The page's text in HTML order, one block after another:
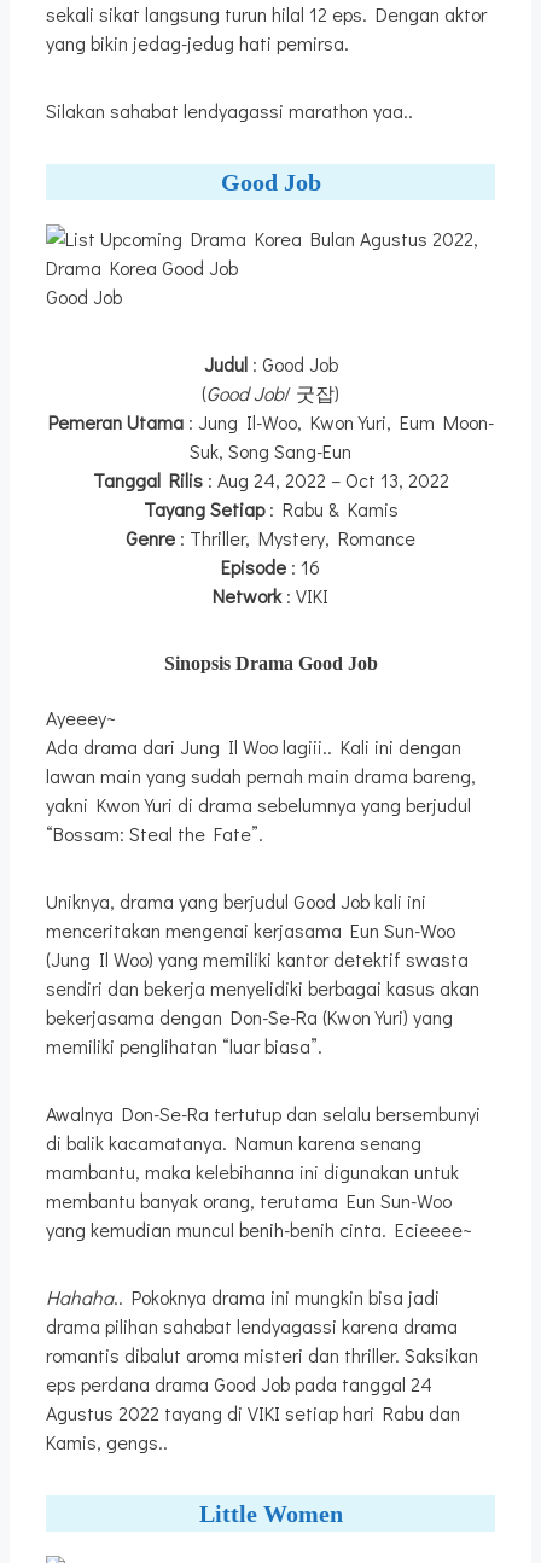
sekali sikat langsung turun hilal 12 eps. Dengan aktor
yang bikin jedag-jedug hati pemirsa.
Silakan sahabat lendyagassi marathon yaa..
Good Job
Good Job
Judul: Good Job
(Good Job/ 굿잡)
Pemeran Utama: Jung Il-Woo, Kwon Yuri, Eum Moon-
Suk, Song Sang-Eun
Tanggal Rilis : Aug 24, 2022 – Oct 13, 2022
Tayang Setiap: Rabu & Kamis
Genre : Thriller, Mystery, Romance
Episode : 16
Network: VIKI
Sinopsis Drama Good Job
Ayeeey~
Ada drama dari Jung Il Woo lagiii.. Kali ini dengan
lawan main yang sudah pernah main drama bareng,
yakni Kwon Yuri di drama sebelumnya yang berjudul
“Bossam: Steal the Fate”.
Uniknya, drama yang berjudul Good Job kali ini
menceritakan mengenai kerjasama Eun Sun-Woo
(Jung Il Woo) yang memiliki kantor detektif swasta
sendiri dan bekerja menyelidiki berbagai kasus akan
bekerjasama dengan Don-Se-Ra (Kwon Yuri) yang
memiliki penglihatan “luar biasa”.
Awalnya Don-Se-Ra tertutup dan selalu bersembunyi
di balik kacamatanya. Namun karena senang
mambantu, maka kelebihanna ini digunakan untuk
membantu banyak orang, terutama Eun Sun-Woo
yang kemudian muncul benih-benih cinta. Ecieeee~
Hahaha.. Pokoknya drama ini mungkin bisa jadi
drama pilihan sahabat lendyagassi karena drama
romantis dibalut aroma misteri dan thriller. Saksikan
eps perdana drama Good Job pada tanggal 24
Agustus 2022 tayang di VIKI setiap hari Rabu dan
Kamis, gengs..
Little Women